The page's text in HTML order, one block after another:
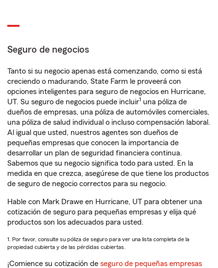
Seguro de negocios
Tanto si su negocio apenas está comenzando, como si está
creciendo o madurando, State Farm le proveerá con
opciones inteligentes para seguro de negocios en Hurricane,
UT. Su seguro de negocios puede incluir1 una póliza de
dueños de empresas, una póliza de automóviles comerciales,
una póliza de salud individual o incluso compensación laboral.
Al igual que usted, nuestros agentes son dueños de
pequeñas empresas que conocen la importancia de
desarrollar un plan de seguridad financiera continua.
Sabemos que su negocio significa todo para usted. En la
medida en que crezca, asegúrese de que tiene los productos
de seguro de negocio correctos para su negocio.
Hable con Mark Drawe en Hurricane, UT para obtener una
cotización de seguro para pequeñas empresas y elija qué
productos son los adecuados para usted.
1. Por favor, consulte su póliza de seguro para ver una lista completa de la
propiedad cubierta y de las pérdidas cubiertas.
¡Comience su cotización de seguro de pequeñas empresas